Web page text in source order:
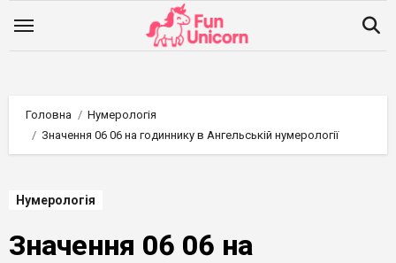
до
Головна
Нумерологія
Значення 06 06 на годиннику в Ангельській нумерології
Нумерологія
Значення 06 06 на